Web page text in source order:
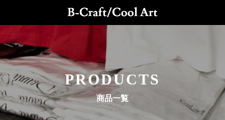
PRODUCTS
商品一覧